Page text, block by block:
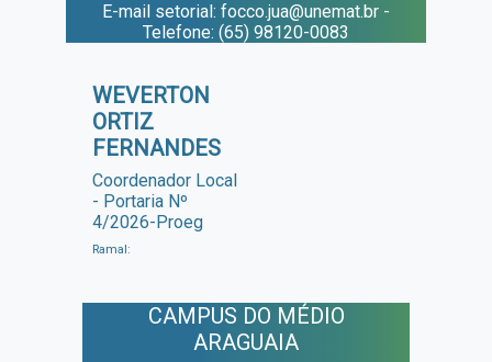
E-mail setorial: focco.jua@unemat.br -
Telefone: (65) 98120-0083
WEVERTON
ORTIZ
FERNANDES
Coordenador Local
- Portaria Nº
4/2026-Proeg
Ramal:
CAMPUS DO MÉDIO
ARAGUAIA